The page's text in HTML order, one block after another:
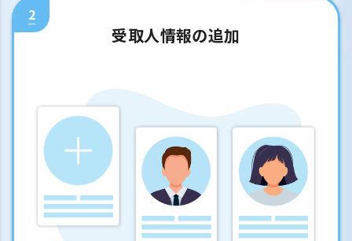
2
受取人情報の追加